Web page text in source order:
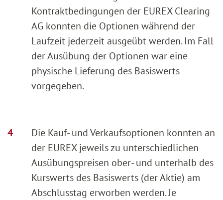
Kontraktbedingungen der EUREX Clearing
AG konnten die Optionen während der
Laufzeit jederzeit ausgeübt werden. Im Fall
der Ausübung der Optionen war eine
physische Lieferung des Basiswerts
vorgegeben.
Die Kauf- und Verkaufsoptionen konnten an
der EUREX jeweils zu unterschiedlichen
Ausübungspreisen ober- und unterhalb des
Kurswerts des Basiswerts (der Aktie) am
Abschlusstag erworben werden. Je